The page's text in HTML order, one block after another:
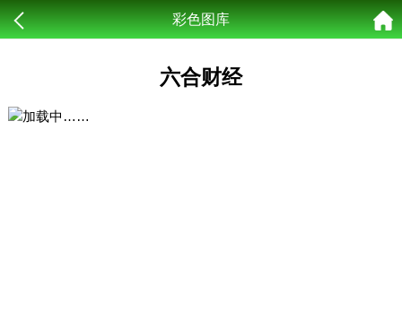
彩色图库
六合财经